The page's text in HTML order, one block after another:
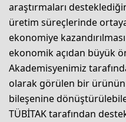
araştırmaları
üretim süreçlerinde
ekonomiye
ekonomik açıdan büyük
Akademisyenimiz
olarak görülen bir
bileşenine
TÜBİTAK tarafından